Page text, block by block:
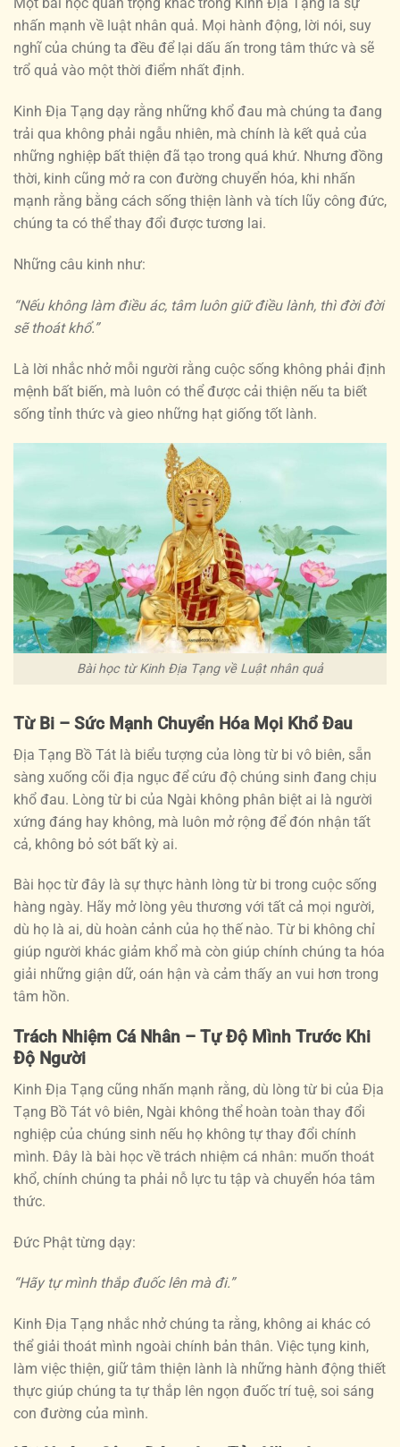
Một bài học quan trọng khác trong Kinh Địa Tạng là sự
nhấn mạnh về luật nhân quả. Mọi hành động, lời nói, suy
nghĩ của chúng ta đều để lại dấu ấn trong tâm thức và sẽ
trổ quả vào một thời điểm nhất định.
Kinh Địa Tạng dạy rằng những khổ đau mà chúng ta đang
trải qua không phải ngẫu nhiên, mà chính là kết quả của
những nghiệp bất thiện đã tạo trong quá khứ. Nhưng đồng
thời, kinh cũng mở ra con đường chuyển hóa, khi nhấn
mạnh rằng bằng cách sống thiện lành và tích lũy công đức,
chúng ta có thể thay đổi được tương lai.
Những câu kinh như:
“Nếu không làm điều ác, tâm luôn giữ điều lành, thì đời đời
sẽ thoát khổ.”
Là lời nhắc nhở mỗi người rằng cuộc sống không phải định
mệnh bất biến, mà luôn có thể được cải thiện nếu ta biết
sống tỉnh thức và gieo những hạt giống tốt lành.
Bài học từ Kinh Địa Tạng về Luật nhân quả
Từ Bi – Sức Mạnh Chuyển Hóa Mọi Khổ Đau
Địa Tạng Bồ Tát là biểu tượng của lòng từ bi vô biên, sẵn
sàng xuống cõi địa ngục để cứu độ chúng sinh đang chịu
khổ đau. Lòng từ bi của Ngài không phân biệt ai là người
xứng đáng hay không, mà luôn mở rộng để đón nhận tất
cả, không bỏ sót bất kỳ ai.
Bài học từ đây là sự thực hành lòng từ bi trong cuộc sống
hàng ngày. Hãy mở lòng yêu thương với tất cả mọi người,
dù họ là ai, dù hoàn cảnh của họ thế nào. Từ bi không chỉ
giúp người khác giảm khổ mà còn giúp chính chúng ta hóa
giải những giận dữ, oán hận và cảm thấy an vui hơn trong
tâm hồn.
Trách Nhiệm Cá Nhân – Tự Độ Mình Trước Khi
Độ Người
Kinh Địa Tạng cũng nhấn mạnh rằng, dù lòng từ bi của Địa
Tạng Bồ Tát vô biên, Ngài không thể hoàn toàn thay đổi
nghiệp của chúng sinh nếu họ không tự thay đổi chính
mình. Đây là bài học về trách nhiệm cá nhân: muốn thoát
khổ, chính chúng ta phải nỗ lực tu tập và chuyển hóa tâm
thức.
Đức Phật từng dạy:
“Hãy tự mình thắp đuốc lên mà đi.”
Kinh Địa Tạng nhắc nhở chúng ta rằng, không ai khác có
thể giải thoát mình ngoài chính bản thân. Việc tụng kinh,
làm việc thiện, giữ tâm thiện lành là những hành động thiết
thực giúp chúng ta tự thắp lên ngọn đuốc trí tuệ, soi sáng
con đường của mình.